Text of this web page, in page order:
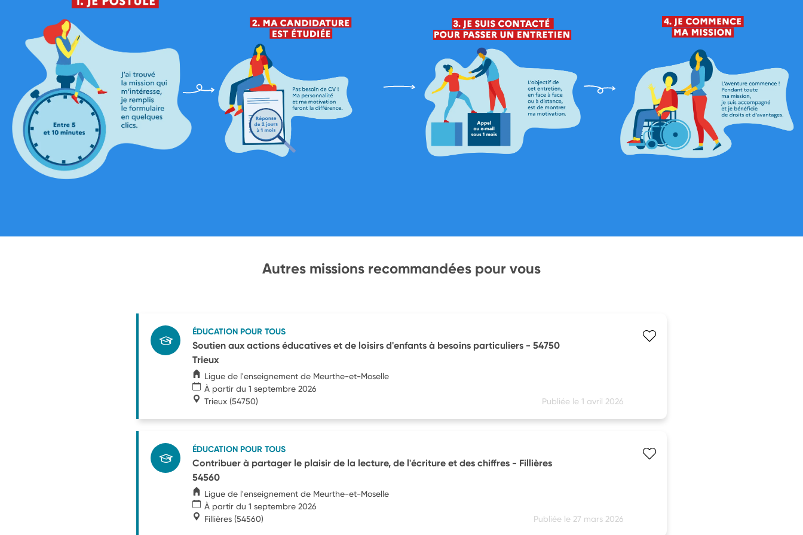
Autres missions recommandées pour vous
ÉDUCATION POUR TOUS
Soutien aux actions éducatives et de loisirs d'enfants à besoins particuliers - 54750
Trieux
Ligue de l'enseignement de Meurthe-et-Moselle
À partir du 1 septembre 2026
Trieux (54750) Publiée le 1 avril 2026
ÉDUCATION POUR TOUS
Contribuer à partager le plaisir de la lecture, de l'écriture et des chiffres - Fillières
54560
Ligue de l'enseignement de Meurthe-et-Moselle
À partir du 1 septembre 2026
Fillières (54560) Publiée le 27 mars 2026